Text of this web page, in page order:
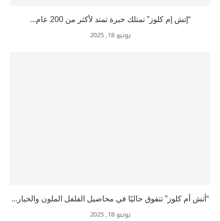
“إتش إم كلوز” تمتلك خبرة تمتد لأكثر من 200 عام...
يونيو 18, 2025
“أتش أم كلوز” تتفوق حاليًا في محاصيل الفلفل الملون والخيار...
يونيو 18, 2025